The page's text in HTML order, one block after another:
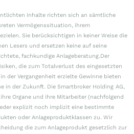
Inhalte richten sich an sämtliche
Vermögenssituation, ihrem
Sie berücksichtigen in keiner Weise die
Lesers und ersetzen keine auf seine
fachkundige Anlageberatung.Der
die zum Totalverlust des eingesetzten
der Vergangenheit erzielte Gewinne bieten
in der Zukunft. Die Smartbroker Holding AG,
Organe und ihre Mitarbeiter (nachfolgend
explizit noch implizit eine bestimmte
oder Anlageproduktklassen zu. Wir
die zum Anlageprodukt gesetzlich zur